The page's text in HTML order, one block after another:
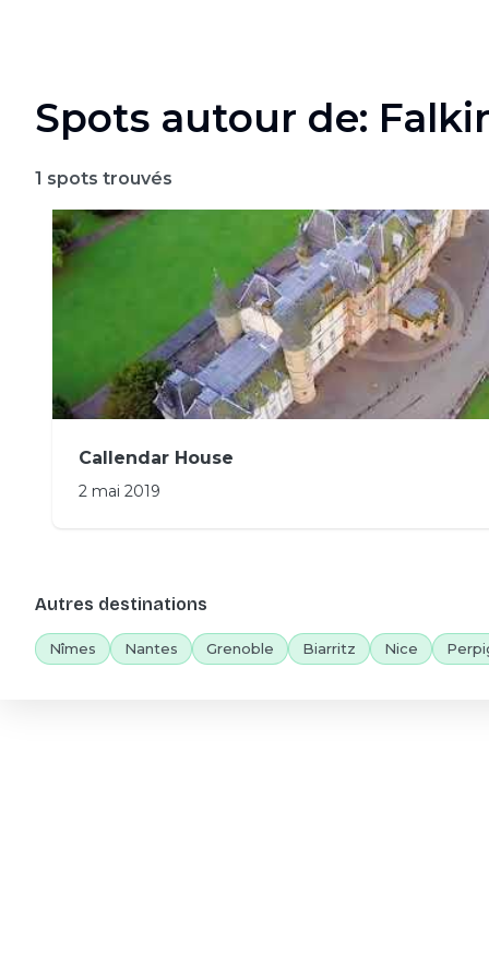
Spots autour de:
1 spots trouvés
Callendar House
2 mai 2019
Autres destinations
Nîmes Nantes Grenoble Biarritz Nice